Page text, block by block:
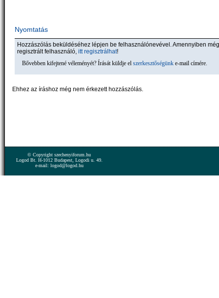
Nyomtatás
Hozzászólás beküldéséhez lépjen be felhasználónevével. Amennyiben
regisztrált felhasználó, itt regisztrálhat!
Bővebben kifejtené véleményét? Írását küldje el szerkesztőségünk e-mail címére.
Ehhez az íráshoz még nem érkezett hozzászólás.
© Copyright szechenyiforum.hu
Logod Bt. H-1012 Budapest, Logodi u. 49.
e-mail: logod@logod.hu